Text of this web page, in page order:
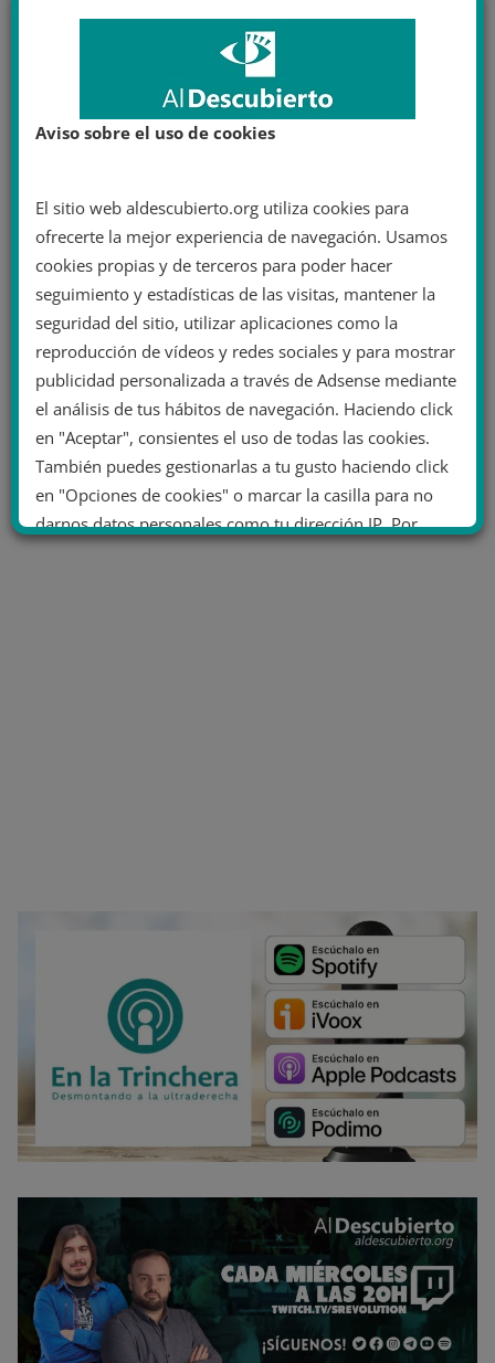
Aviso sobre el uso de cookies
El sitio web aldescubierto.org utiliza cookies para
ofrecerte la mejor experiencia de navegación. Usamos
cookies propias y de terceros para poder hacer
seguimiento y estadísticas de las visitas, mantener la
seguridad del sitio, utilizar aplicaciones como la
reproducción de vídeos y redes sociales y para mostrar
publicidad personalizada a través de Adsense mediante
el análisis de tus hábitos de navegación. Haciendo click
en "Aceptar", consientes el uso de todas las cookies.
También puedes gestionarlas a tu gusto haciendo click
en "Opciones de cookies" o marcar la casilla para no
darnos datos personales como tu dirección IP. Por